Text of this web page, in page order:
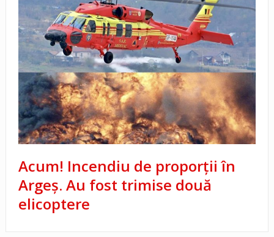
Acum! Incendiu de proporții în
Argeș. Au fost trimise două
elicoptere